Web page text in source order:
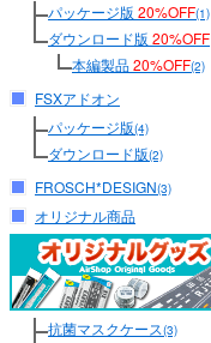
パッケージ版 20%OFF(1)
ダウンロード版 20%OFF
本編製品20%OFF(2)
FSXアドオン
パッケージ版(4)
ダウンロード版(2)
FROSCH*DESIGN(3)
オリジナル商品
抗菌マスクケース(3)